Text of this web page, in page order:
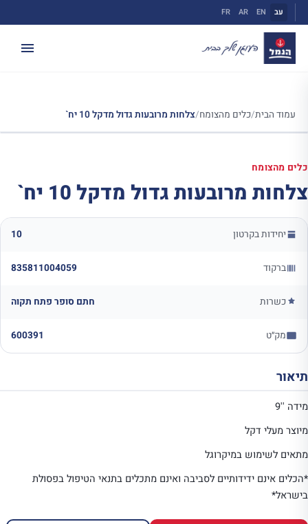
לתוכן
עב EN
AR
FR
עמוד הבית/כלים מהצומח/צלחות מרובעות גדול מדקל 10 יח`
כלים מהצומח
צלחות מרובעות גדול מדקל 10 יח`
יחידות בקרטון 10
ברקוד 835811004059
כשרות חתם סופר פתח תקוה
מק״ט 600391
תיאור
מידה ''9
מיוצר מעלי דקל
מתאים לשימוש במיקרוגל
*הכלים אינם ידידותיים לסביבה ואינם מתכלים בתנאי הטיפול בפסולת
בישראל*